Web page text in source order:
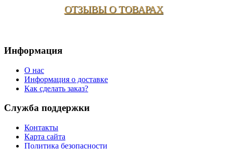
ОТЗЫВЫ О ТОВАРАХ
Информация
О нас
Информация о доставке
Как сделать заказ?
Служба поддержки
Контакты
Карта сайта
Политика безопасности